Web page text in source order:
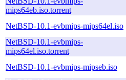
mips64eb.iso.torrent
NetBSD-10.1-evbmips-mips64el.iso
NetBSD-10.1-evbmips-
mips64el.iso.torrent
NetBSD-10.1-evbmips-mipseb.iso